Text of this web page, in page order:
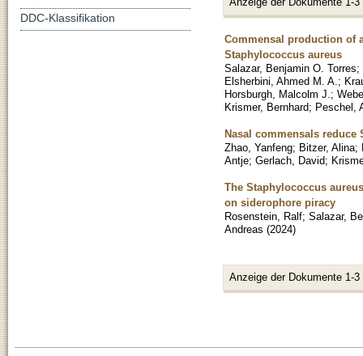
Commensal production of
Staphylococcus aureus
Salazar, Benjamin O. Torres;
Elsherbini, Ahmed M. A. ;
Horsburgh, Malcolm J. ;
Krismer, Bernhard; Peschel,
Nasal commensals
Zhao, Yanfeng; Bitzer, Alina;
Antje; Gerlach, David;
The Staphylococcus
on siderophore piracy
Rosenstein, Ralf; Salazar,
Andreas (2024)
Anzeige der Dokumente 1-3
DDC-Klassifikation